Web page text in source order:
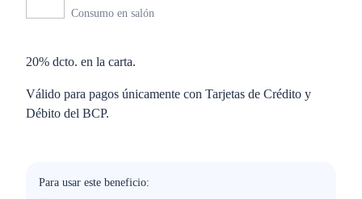
Consumo en salón
20% dcto. en la carta.
Válido para pagos únicamente con Tarjetas de Crédito y
Débito del BCP.
Para usar este beneficio: